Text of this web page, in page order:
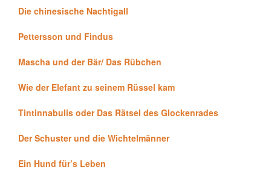
Die chinesische Nachtigall
Pettersson und Findus
Mascha und der Bär/ Das Rübchen
Wie der Elefant zu seinem Rüssel kam
Tintinnabulis oder Das Rätsel des Glockenrades
Der Schuster und die Wichtelmänner
Ein Hund für’s Leben